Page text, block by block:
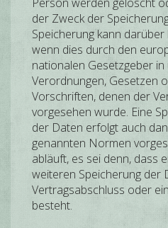
der Zweck der
Speicherung kann
wenn dies durch den
nationalen Gesetzgeber
Verordnungen, Gesetzen
Vorschriften, denen der
vorgesehen wurde. Eine
der Daten erfolgt auch
genannten Normen
abläuft, es sei denn, dass
weiteren Speicherung der
Vertragsabschluss oder
besteht.